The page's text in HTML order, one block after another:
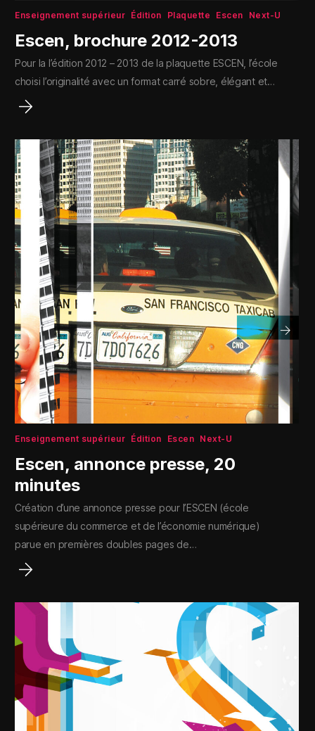
Enseignement supérieur Édition Plaquette Escen Next-U
Escen, brochure 2012-2013
Pour la l’édition 2012 – 2013 de la plaquette ESCEN, l’école
choisi l’originalité avec un format carré sobre, élégant et…
Enseignement supérieur Édition Escen Next-U
Escen, annonce presse, 20
minutes
Création d’une annonce presse pour l’ESCEN (école
supérieure du commerce et de l’économie numérique)
parue en premières doubles pages de…